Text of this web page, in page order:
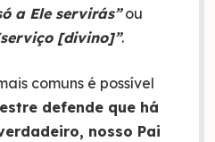
a Ele servirás”ou
[divino]”.
comuns é possível
defende que há
nosso Pai